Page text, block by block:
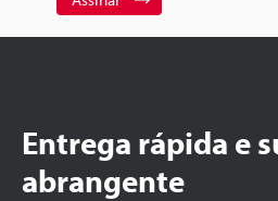
Entrega rápida e
abrangente